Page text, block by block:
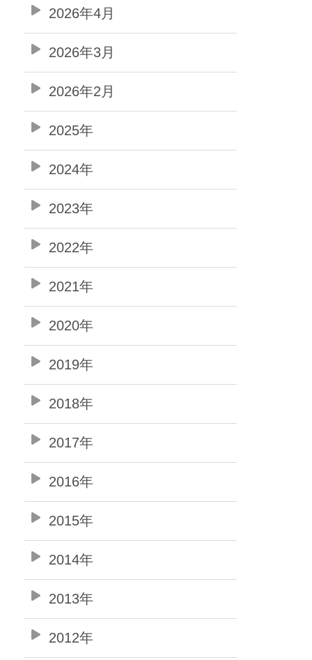
2026年4月
2026年3月
2026年2月
2025年
2024年
2023年
2022年
2021年
2020年
2019年
2018年
2017年
2016年
2015年
2014年
2013年
2012年